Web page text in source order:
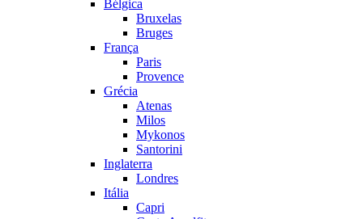
Bélgica
Bruxelas
Bruges
França
Paris
Provence
Grécia
Atenas
Milos
Mykonos
Santorini
Inglaterra
Londres
Itália
Capri